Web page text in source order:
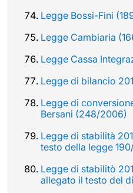
Legge Bossi-Fini
Legge Cambiaria
Legge Cassa
Legge di bilancio
Legge di
Bersani (248/2006)
Legge di stabilità
testo della legge
Legge di stabilitò
allegato il testo del